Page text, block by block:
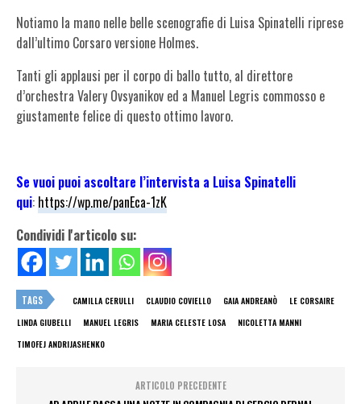
Notiamo la mano nelle belle scenografie di Luisa Spinatelli riprese
dall’ultimo Corsaro versione Holmes.
Tanti gli applausi per il corpo di ballo tutto, al direttore
d’orchestra Valery Ovsyanikov ed a Manuel Legris commosso e
giustamente felice di questo ottimo lavoro.
Se vuoi puoi ascoltare l’intervista a Luisa Spinatelli
qui: https://wp.me/panEca-1zK
Condividi l'articolo su:
TAGS CAMILLA CERULLI CLAUDIO COVIELLO GAIA ANDREANÒ
LE CORSAIRE
LINDA GIUBELLI
MANUEL LEGRIS MARIA CELESTE LOSA
NICOLETTA MANNI
TIMOFEJ ANDRIJASHENKO
ARTICOLO PRECEDENTE